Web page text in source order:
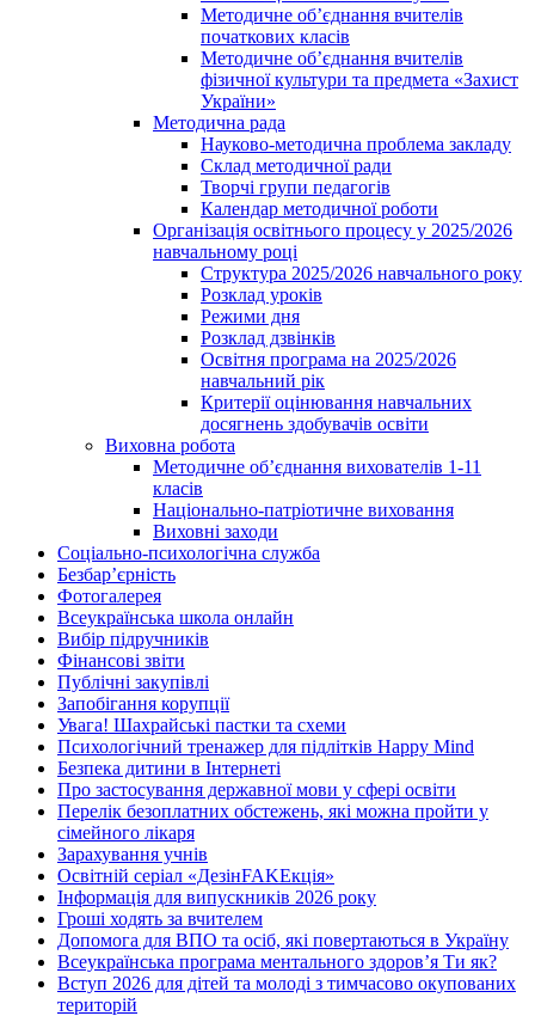
Методичне об’єднання вчителів
початкових класів
Методичне об’єднання вчителів
фізичної культури та предмета «Захист
України»
Методична рада
Науково-методична проблема закладу
Склад методичної ради
Творчі групи педагогів
Календар методичної роботи
Організація освітнього процесу у 2025/2026
навчальному році
Структура 2025/2026 навчального року
Розклад уроків
Режими дня
Розклад дзвінків
Освітня програма на 2025/2026
навчальний рік
Критерії оцінювання навчальних
досягнень здобувачів освіти
Виховна робота
Методичне об’єднання вихователів 1-11
класів
Національно-патріотичне виховання
Виховні заходи
Соціально-психологічна служба
Безбар’єрність
Фотогалерея
Всеукраїнська школа онлайн
Вибір підручників
Фінансові звіти
Публічні закупівлі
Запобігання корупції
Увага! Шахрайські пастки та схеми
Психологічний тренажер для підлітків Happy Mind
Безпека дитини в Інтернеті
Про застосування державної мови у сфері освіти
Перелік безоплатних обстежень, які можна пройти у
сімейного лікаря
Зарахування учнів
Освітній серіал «ДезінFAKEкція»
Інформація для випускників 2026 року
Гроші ходять за вчителем
Допомога для ВПО та осіб, які повертаються в Україну
Всеукраїнська програма ментального здоров’я Ти як?
Вступ 2026 для дітей та молоді з тимчасово окупованих
територій